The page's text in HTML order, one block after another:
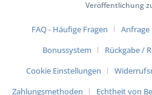
Veröffentlichung
FAQ - Häufige Fragen Anfrage
Bonussystem
Rückgabe /
Cookie Einstellungen
Zahlungsmethoden
Echtheit von